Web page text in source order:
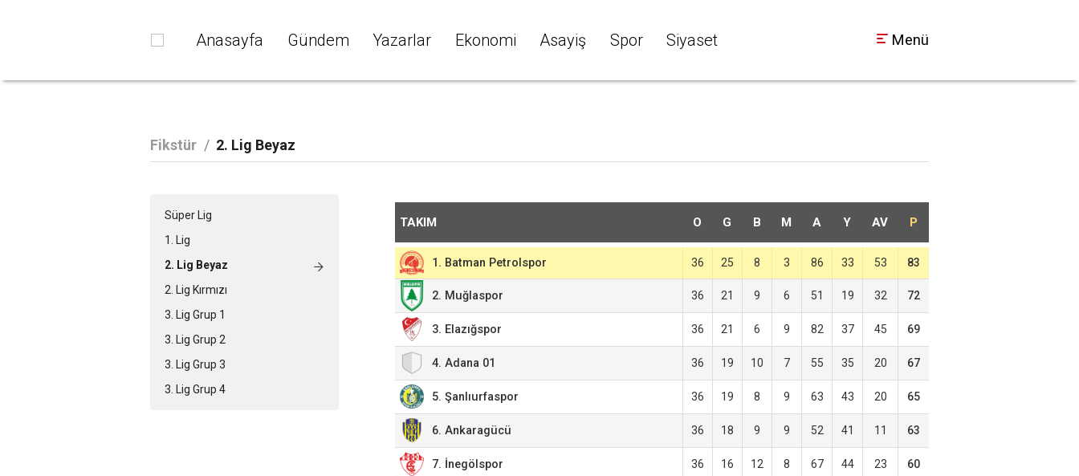
Anasayfa Gündem Yazarlar Ekonomi Asayiş Spor Siyaset Menü
Fikstür / 2. Lig Beyaz
Süper Lig
1. Lig
2. Lig Beyaz
2. Lig Kırmızı
3. Lig Grup 1
3. Lig Grup 2
3. Lig Grup 3
3. Lig Grup 4
TAKIM O G B M A Y AV P
1. Batman Petrolspor 36 25 8 3 86 33 53 83
2. Muğlaspor 36 21 9 6 51 19 32 72
3. Elazığspor 36 21 6 9 82 37 45 69
4. Adana 01 36 19 10 7 55 35 20 67
5. Şanlıurfaspor 36 19 8 9 63 43 20 65
6. Ankaragücü 36 18 9 9 52 41 11 63
7. İnegölspor 36 16 12 8 67 44 23 60